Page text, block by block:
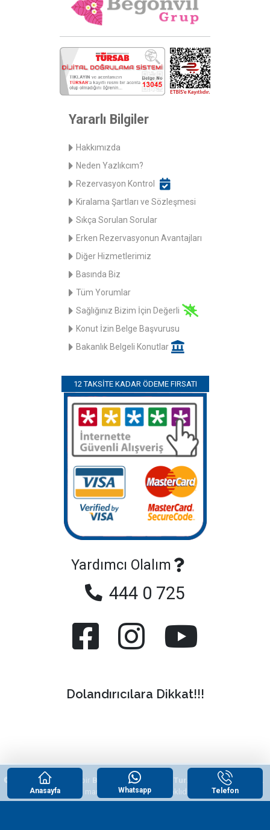
Yararlı Bilgiler
Hakkımızda
Neden Yazlıkcım?
Rezervasyon Kontrol
Kiralama Şartları ve Sözleşmesi
Sıkça Sorulan Sorular
Erken Rezervasyonun Avantajları
Diğer Hizmetlerimiz
Basında Biz
Tüm Yorumlar
Sağlığınız Bizim İçin Değerli
Konut İzin Belge Başvurusu
Bakanlık Belgeli Konutlar
12 TAKSITE KADAR ÖDEME FIRSATI
Yardımcı Olalım
444 0 725
Dolandırıcılara Dikkat!!!
© 2026 "Yazlikcim" , bir Begonvil Grup Emlak Tur. Tic. ve San. Ltd. Şti.
tescilli markasıdır. Tüm hakları saklıdır.
Anasayfa Whatsapp Telefon